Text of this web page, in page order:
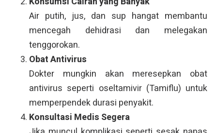
Air putih, jus, dan sup hangat membantu
mencegah dehidrasi dan melegakan
tenggorokan.
Obat Antivirus
Dokter mungkin akan meresepkan obat
antivirus seperti oseltamivir (Tamiflu) untuk
memperpendek durasi penyakit.
Konsultasi Medis Segera